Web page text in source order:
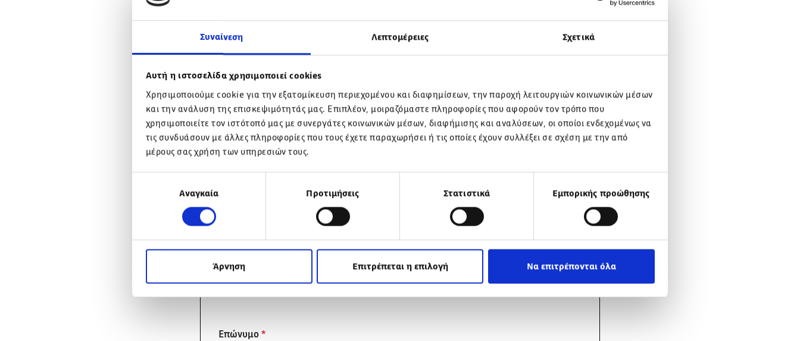
Συναίνεση Λεπτομέρειες Σχετικά
Αυτή η ιστοσελίδα χρησιμοποιεί cookies
Χρησιμοποιούμε cookie για την εξατομίκευση περιεχομένου και διαφημίσεων, την παροχή λειτουργιών κοινωνικών μέσων
και την ανάλυση της επισκεψιμότητάς μας. Επιπλέον, μοιραζόμαστε πληροφορίες που αφορούν τον τρόπο που
χρησιμοποιείτε τον ιστότοπό μας με συνεργάτες κοινωνικών μέσων, διαφήμισης και αναλύσεων, οι οποίοι ενδεχομένως να
τις συνδυάσουν με άλλες πληροφορίες που τους έχετε παραχωρήσει ή τις οποίες έχουν συλλέξει σε σχέση με την από
μέρους σας χρήση των υπηρεσιών τους.
συγκατάθεσηςΑναγκαία Προτιμήσεις Στατιστικά Εμπορικής προώθησης
Άρνηση Επιτρέπεται η επιλογή Να επιτρέπονται όλα
Δεν είναι τυχαίο που το Sandero είναι #1 στις πωλήσεις σε ολόκληρη την Ευρώπη.
Εξωτερική παρουσία SUV. Ενισχυμένοι προφυλακτήρες. Χώροι. Πλούσιος Εξοπλισμός.
Οικονομία & Τιμή που δεν αφήνει δικαιολογίες.
Από 17.350€ ή 109€/μήνα.
Έλα να το κάνεις δικό σου.
Πέμπτη 29 & Παρασκευή 30 Μαΐου.
Λεωφ. Μαραθώνος 169
TEST DRIVE
Όνομα
Επώνυμο*